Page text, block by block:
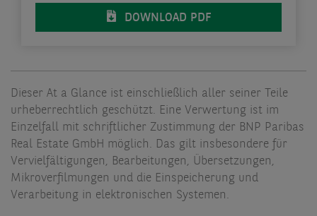
DOWNLOAD PDF
Dieser At a Glance ist einschließlich aller seiner Teile
urheberrechtlich geschützt. Eine Verwertung ist im
Einzelfall mit schriftlicher Zustimmung der BNP Paribas
Real Estate GmbH möglich. Das gilt insbesondere für
Vervielfältigungen, Bearbeitungen, Übersetzungen,
Mikroverfilmungen und die Einspeicherung und
Verarbeitung in elektronischen Systemen.